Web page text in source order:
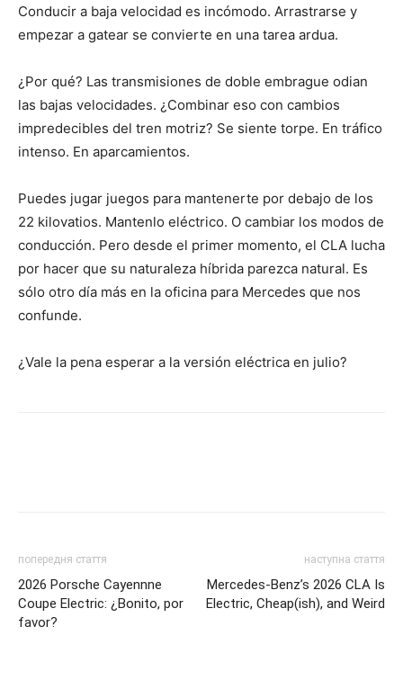
Conducir a baja velocidad es incómodo. Arrastrarse y
empezar a gatear se convierte en una tarea ardua.
¿Por qué? Las transmisiones de doble embrague odian
las bajas velocidades. ¿Combinar eso con cambios
impredecibles del tren motriz? Se siente torpe. En tráfico
intenso. En aparcamientos.
Puedes jugar juegos para mantenerte por debajo de los
22 kilovatios. Mantenlo eléctrico. O cambiar los modos de
conducción. Pero desde el primer momento, el CLA lucha
por hacer que su naturaleza híbrida parezca natural. Es
sólo otro día más en la oficina para Mercedes que nos
confunde.
¿Vale la pena esperar a la versión eléctrica en julio?
попередня стаття
2026 Porsche Cayennne
Coupe Electric: ¿Bonito, por
favor?
наступна стаття
Mercedes-Benz’s 2026 CLA Is
Electric, Cheap(ish), and Weird